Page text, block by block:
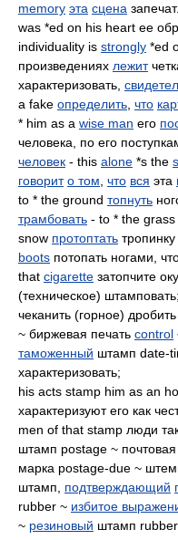
memory эта сцена
was *ed on his heart ее
individuality is strongly *ed
произведениях лежит
характеризовать,
a fake определить что
* him as a wise man его
человека, по его
человек - this alone *s the
говорит о том что вся эта
to * the ground топнуть
трамбовать - to * the grass
snow протоптать
boots потопать ногами,
that cigarette затопчите
(техническое) штамповать;
чеканить (горное)
~ биржевая печать control
таможенный штамп date-
характеризовать;
his acts stamp him as an
характеризуют его как
men of that stamp люди
штамп postage ~
марка postage-due ~
штамп, подтверждающий
rubber ~ избитое
~ резиновый штамп